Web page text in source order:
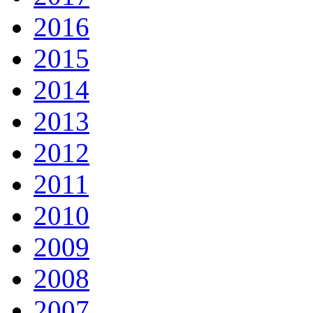
2016
2015
2014
2013
2012
2011
2010
2009
2008